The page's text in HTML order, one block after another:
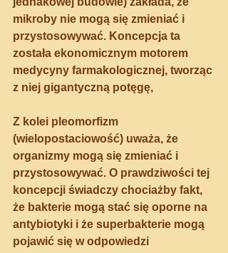
mikroby nie mogą się zmieniać i
przystosowywać. Koncepcja ta
została ekonomicznym motorem
medycyny farmakologicznej, tworząc
z niej gigantyczną potęgę,
Z kolei pleomorfizm
(wielopostaciowość) uważa, że
organizmy mogą się zmieniać i
przystosowywać. O prawdziwości tej
koncepcji świadczy chociażby fakt,
że bakterie mogą stać się oporne na
antybiotyki i że superbakterie mogą
pojawić się w odpowiedzi